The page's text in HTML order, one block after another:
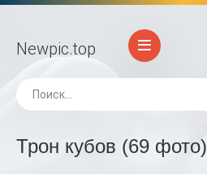
Newpic.top
Трон кубов (69 фото)